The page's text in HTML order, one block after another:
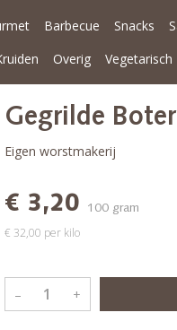
Barbecue Snacks
Overig Vegetarisch
Gegrilde
Eigen worstmakerij
€ 3,20 100 gram
€ 32,00 per kilo
– +